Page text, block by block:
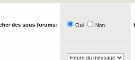
des sous-forums: Oui Non